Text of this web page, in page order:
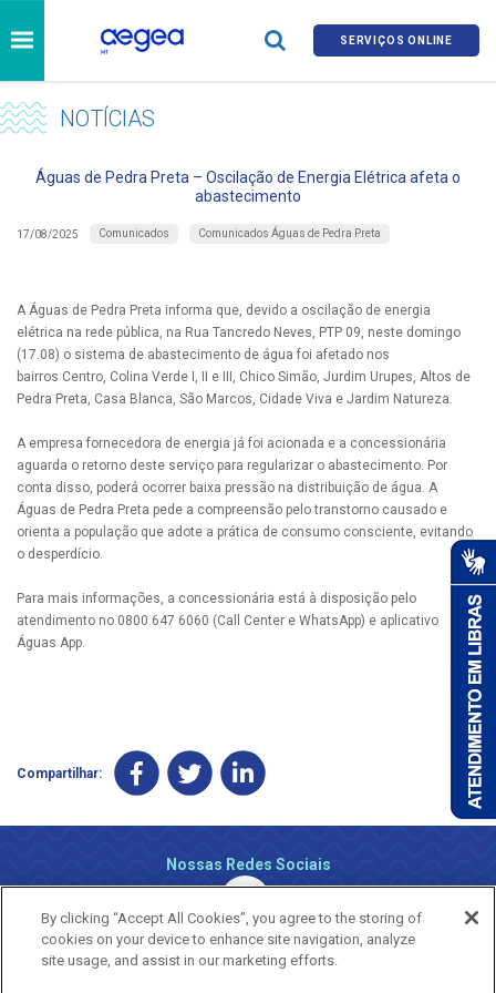
SERVIÇOS ONLINE
NOTÍCIAS
Águas de Pedra Preta – Oscilação de Energia Elétrica afeta o
abastecimento
17/08/2025 Comunicados Comunicados Águas de Pedra Preta
A Águas de Pedra Preta informa que, devido a oscilação de energia
elétrica na rede pública, na Rua Tancredo Neves, PTP 09, neste domingo
(17.08) o sistema de abastecimento de água foi afetado nos
bairros Centro, Colina Verde I, II e III, Chico Simão, Jurdim Urupes, Altos de
Pedra Preta, Casa Blanca, São Marcos, Cidade Viva e Jardim Natureza.​
A empresa fornecedora de energia já foi acionada e a concessionária
aguarda o retorno deste serviço para regularizar o abastecimento. Por
conta disso, poderá ocorrer baixa pressão na distribuição de água. A
Águas de Pedra Preta pede a compreensão pelo transtorno causado e
orienta a população que adote a prática de consumo consciente, evitando
o desperdício.​
Para mais informações, a concessionária está à disposição pelo
atendimento no 0800 647 6060 (Call Center e WhatsApp) e aplicativo
Águas App.​
Compartilhar:
Nossas Redes Sociais
By clicking “Accept All Cookies”, you agree to the storing of
cookies on your device to enhance site navigation, analyze
site usage, and assist in our marketing efforts.